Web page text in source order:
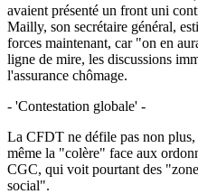
avaient présenté un front uni
Mailly, son secrétaire général,
forces maintenant, car "on en
ligne de mire, les discussions
l'assurance chômage.
- 'Contestation globale' -
La CFDT ne défile pas non
même la "colère" face aux
CGC, qui voit pourtant des
social".